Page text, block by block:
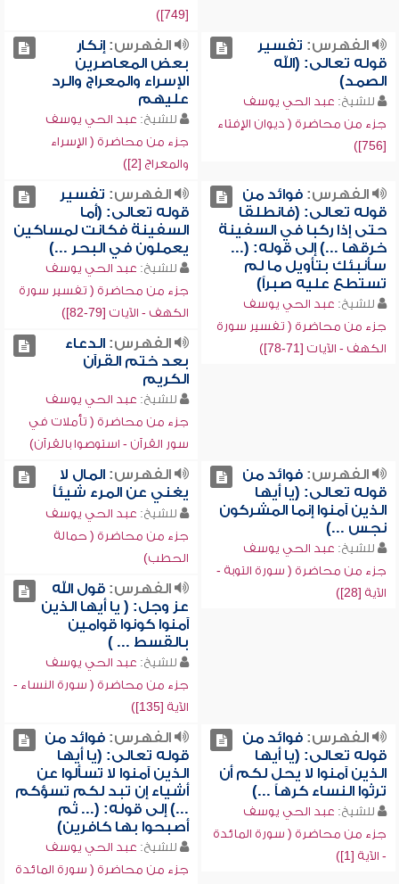
[749])
الفهرس: تفسير
قوله تعالى: (الله
الصمد)
للشيخ: عبد الحي يوسف
جزء من محاضرة ( ديوان الإفتاء
[756])
الفهرس:إنكار
بعض المعاصرين
الإسراء والمعراج والرد
عليهم
للشيخ: عبد الحي يوسف
جزء من محاضرة ( الإسراء
والمعراج [2])
الفهرس:فوائد من
قوله تعالى: (فانطلقا
حتى إذا ركبا في السفينة
خرقها ...) إلى قوله: (...
سأنبئك بتأويل ما لم
تستطع عليه صبراً)
للشيخ: عبد الحي يوسف
جزء من محاضرة ( تفسير سورة
الكهف - الآيات [71-78])
الفهرس: تفسير
قوله تعالى: (أما
السفينة فكانت لمساكين
يعملون في البحر ...)
للشيخ: عبد الحي يوسف
جزء من محاضرة ( تفسير سورة
الكهف - الآيات [79-82])
الفهرس:الدعاء
بعد ختم القرآن
الكريم
للشيخ: عبد الحي يوسف
جزء من محاضرة ( تأملات في
سور القرآن - استوصوا بالقرآن)
الفهرس:فوائد من
قوله تعالى: (يا أيها
الذين آمنوا إنما المشركون
نجس ...)
للشيخ: عبد الحي يوسف
جزء من محاضرة ( سورة التوبة -
الآية [28])
الفهرس:المال لا
يغني عن المرء شيئاً
للشيخ: عبد الحي يوسف
جزء من محاضرة ( حمالة
الحطب)
الفهرس:قول الله
عز وجل: ( يا أيها الذين
آمنوا كونوا قوامين
بالقسط ... )
للشيخ: عبد الحي يوسف
جزء من محاضرة ( سورة النساء -
الآية [135])
الفهرس:فوائد من
قوله تعالى: (يا أيها
الذين آمنوا لا يحل لكم أن
ترثوا النساء كرهاً ...)
للشيخ: عبد الحي يوسف
جزء من محاضرة ( سورة المائدة
- الآية [1])
الفهرس:فوائد من
قوله تعالى: (يا أيها
الذين آمنوا لا تسألوا عن
أشياء إن تبد لكم تسؤكم
...) إلى قوله: (... ثم
أصبحوا بها كافرين)
للشيخ: عبد الحي يوسف
جزء من محاضرة ( سورة المائدة